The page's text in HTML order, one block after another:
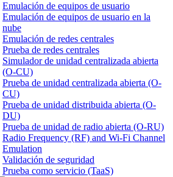
Emulación de equipos de usuario
Emulación de equipos de usuario en la
nube
Emulación de redes centrales
Prueba de redes centrales
Simulador de unidad centralizada abierta
(O-CU)
Prueba de unidad centralizada abierta (O-
CU)
Prueba de unidad distribuida abierta (O-
DU)
Prueba de unidad de radio abierta (O-RU)
Radio Frequency (RF) and Wi-Fi Channel
Emulation
Validación de seguridad
Prueba como servicio (TaaS)